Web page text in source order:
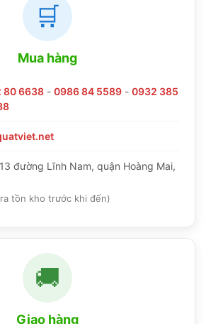
🛒
Mua hàng
80 6638 - 0986 84 5589 - 0932 385
đường Lĩnh Nam, quận Hoàng Mai,
tồn kho trước khi đến)
🚚
Giao hàng